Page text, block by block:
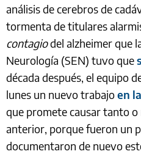
análisis de cerebros de
tormenta de titulares
contagiodel alzheimer que
Neurología (SEN) tuvo que
década después, el equipo
lunes un nuevo trabajoen
que promete causar tanto o
anterior, porque fueron un
documentaron de nuevo